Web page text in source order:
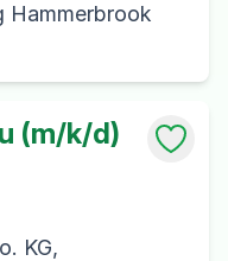
Hammerbrook
(m/k/d)
KG,